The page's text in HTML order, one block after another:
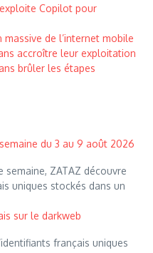
Copilot pour
de l’internet mobile
accroître leur exploitation
brûler les étapes
du 3 au 9 août 2026
ZATAZ découvre
uniques stockés dans un
sur le darkweb
français uniques